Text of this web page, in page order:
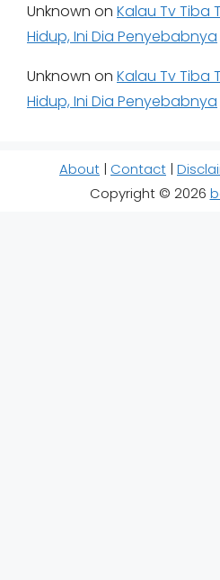
Unknown on Kalau Tv Tiba
Hidup, Ini Dia Penyebabnya
Unknown on Kalau Tv Tiba
Hidup, Ini Dia Penyebabnya
About | Contact |
Copyright © 2026